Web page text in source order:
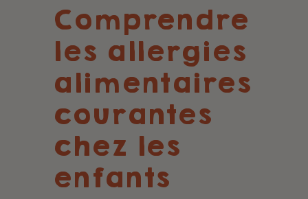
Comprendre
les allergies
alimentaires
courantes
chez les
enfants